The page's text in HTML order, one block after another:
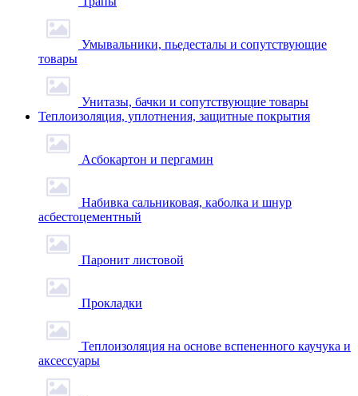
Умывальники, пьедесталы и сопутствующие
товары
Унитазы, бачки и сопутствующие товары
Теплоизоляция, уплотнения, защитные покрытия
Асбокартон и пергамин
Набивка сальниковая, каболка и шнур
асбестоцементный
Паронит листовой
Прокладки
Теплоизоляция на основе вспененного каучука и
аксессуары